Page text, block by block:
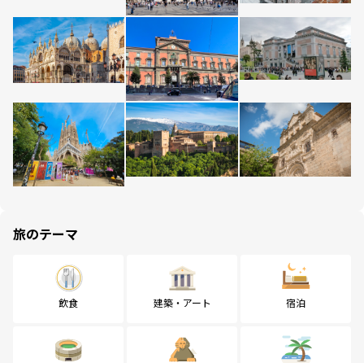
旅のテーマ
飲食 建築・アート 宿泊